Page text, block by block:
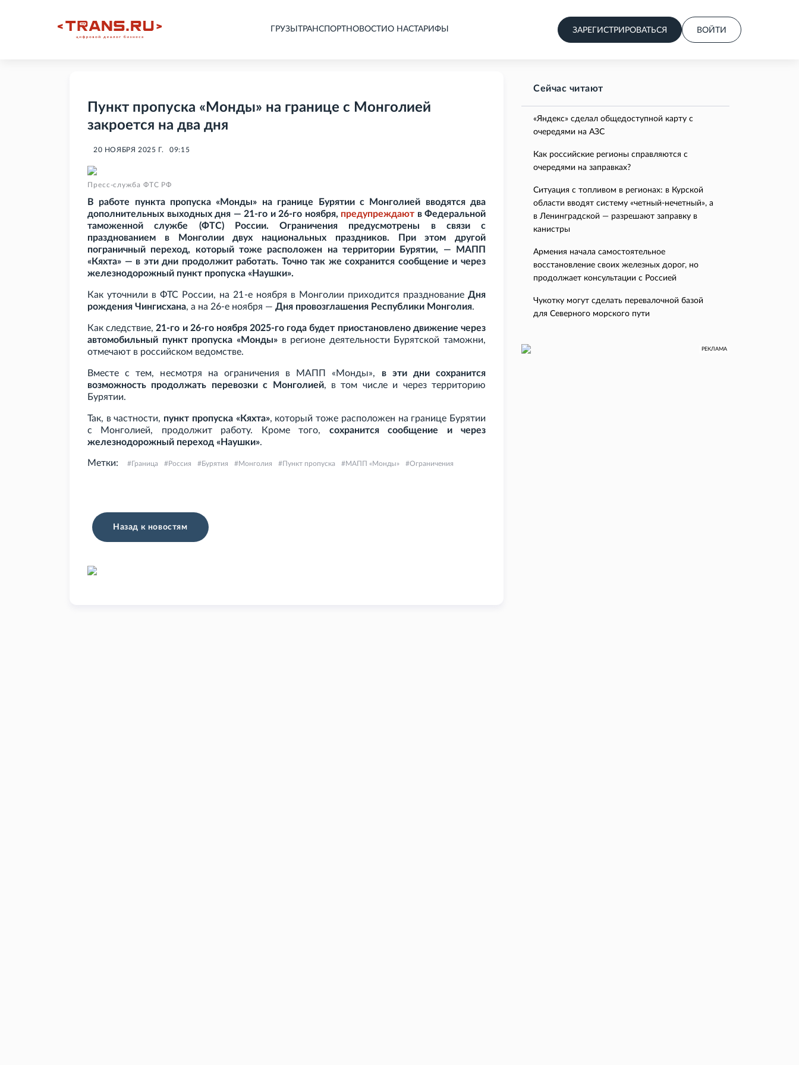
ГРУЗЫ ТРАНСПОРТНОВОСТИ О НАСТАРИФЫ ЗАРЕГИСТРИРОВАТЬСЯ ВОЙТИ
Пункт пропуска «Монды» на границе с Монголией
закроется на два дня
20 НОЯБРЯ 2025 Г. 09:15
Пресс-служба ФТС РФ
В работе пункта пропуска «Монды» на границе Бурятии с Монголией вводятся два
дополнительных выходных дня — 21-го и 26-го ноября, предупреждают в Федеральной
таможенной службе (ФТС) России. Ограничения предусмотрены в связи с
празднованием в Монголии двух национальных праздников. При этом другой
пограничный переход, который тоже расположен на территории Бурятии, — МАПП
«Кяхта» — в эти дни продолжит работать. Точно так же сохранится сообщение и через
железнодорожный пункт пропуска «Наушки».
Как уточнили в ФТС России, на 21-е ноября в Монголии приходится празднование Дня
рождения Чингисхана, а на 26-е ноября — Дня провозглашения Республики Монголия.
Как следствие, 21-го и 26-го ноября 2025-го года будет приостановлено движение через
автомобильный пункт пропуска «Монды»в регионе деятельности Бурятской таможни,
отмечают в российском ведомстве.
Вместе с тем, несмотря на ограничения в МАПП «Монды», в эти дни сохранится
возможность продолжать перевозки с Монголией, в том числе и через территорию
Бурятии.
Так, в частности, пункт пропуска «Кяхта», который тоже расположен на границе Бурятии
с Монголией, продолжит работу. Кроме того, сохранится сообщение и через
железнодорожный переход «Наушки».
Метки: Граница Россия Бурятия Монголия Пункт пропуска МАПП «Монды» Ограничения
Назад к новостям
Сейчас читают
«Яндекс» сделал общедоступной карту с
очередями на АЗС
Как российские регионы справляются с
очередями на заправках?
Ситуация с топливом в регионах: в Курской
области вводят систему «четный-нечетный», а
в Ленинградской — разрешают заправку в
канистры
Армения начала самостоятельное
восстановление своих железных дорог, но
продолжает консультации с Россией
Чукотку могут сделать перевалочной базой
для Северного морского пути
РЕКЛАМА